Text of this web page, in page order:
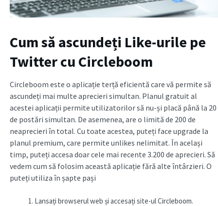
Cum să ascundeți Like-urile pe
Twitter cu Circleboom
Circleboom este o aplicație terță eficientă care vă permite să
ascundeți mai multe aprecieri simultan. Planul gratuit al
acestei aplicații permite utilizatorilor să nu-și placă până la 20
de postări simultan. De asemenea, are o limită de 200 de
neaprecieri în total. Cu toate acestea, puteți face upgrade la
planul premium, care permite unlikes nelimitat. În același
timp, puteți accesa doar cele mai recente 3.200 de aprecieri. Să
vedem cum să folosim această aplicație fără alte întârzieri. O
puteți utiliza în șapte pași
Lansați browserul web și accesați site-ul Circleboom.